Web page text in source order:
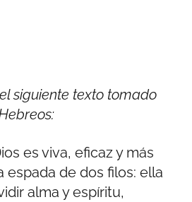
siguiente texto tomado
es viva, eficaz y más
de dos filos: ella
alma y espíritu,